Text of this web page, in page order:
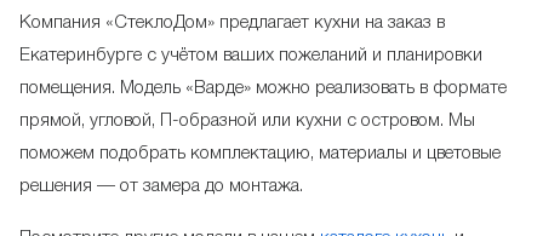
Компания «СтеклоДом» предлагает кухни на заказ в
Екатеринбурге с учётом ваших пожеланий и планировки
помещения. Модель «Варде» можно реализовать в формате
прямой, угловой, П-образной или кухни с островом. Мы
поможем подобрать комплектацию, материалы и цветовые
решения — от замера до монтажа.